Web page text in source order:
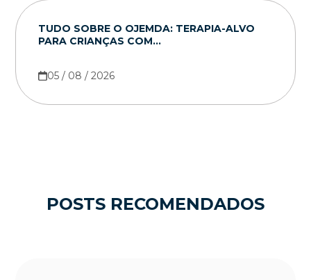
TUDO SOBRE O OJEMDA: TERAPIA-ALVO
PARA CRIANÇAS COM...
05 / 08 / 2026
POSTS RECOMENDADOS